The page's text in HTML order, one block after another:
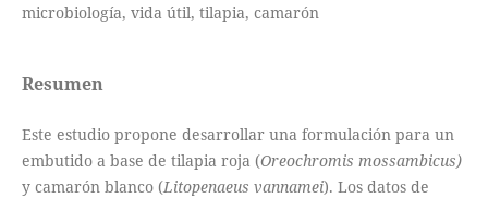
microbiología, vida útil, tilapia, camarón
Resumen
Este estudio propone desarrollar una formulación para un
embutido a base de tilapia roja (Oreochromis mossambicus)
y camarón blanco (Litopenaeus vannamei). Los datos de